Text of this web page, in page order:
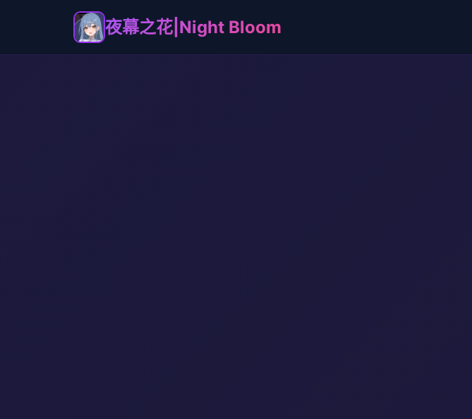
夜幕之花|Night Bloom